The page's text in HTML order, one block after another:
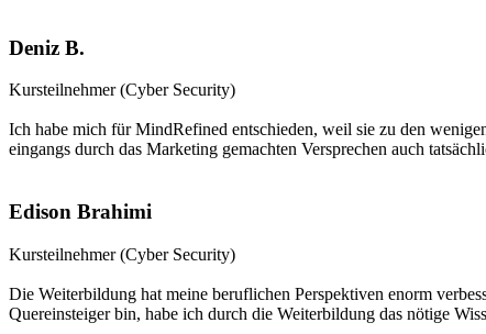
Deniz B.
Kursteilnehmer (Cyber Security)
Ich habe mich für MindRefined entschieden, weil sie zu den
eingangs durch das Marketing gemachten Versprechen auch
Edison Brahimi
Kursteilnehmer (Cyber Security)
Die Weiterbildung hat meine beruflichen Perspektiven enorm
Quereinsteiger bin, habe ich durch die Weiterbildung das nötige